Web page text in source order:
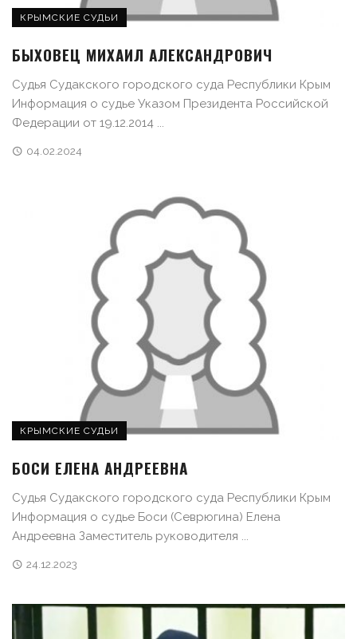
КРЫМСКИЕ СУДЬИ
БЫХОВЕЦ МИХАИЛ АЛЕКСАНДРОВИЧ
Судья Судакского городского суда Республики Крым
Информация о судье Указом Президента Российской
Федерации от 19.12.2014 ...
04.02.2024
КРЫМСКИЕ СУДЬИ
БОСИ ЕЛЕНА АНДРЕЕВНА
Судья Судакского городского суда Республики Крым
Информация о судье Боси (Севрюгина) Елена
Андреевна Заместитель руководителя ...
24.12.2023